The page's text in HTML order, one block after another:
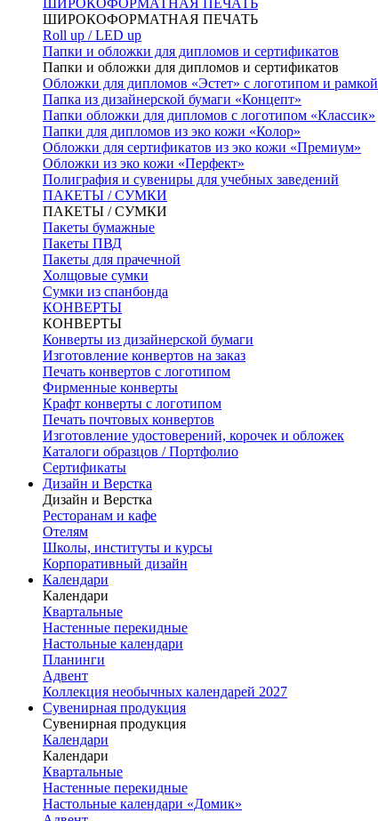
ШИРОКОФОРМАТНАЯ ПЕЧАТЬ
ШИРОКОФОРМАТНАЯ ПЕЧАТЬ
Roll up / LED up
Папки и обложки для дипломов и сертификатов
Папки и обложки для дипломов и сертификатов
Обложки для дипломов «Эстет» с логотипом и рамкой
Папка из дизайнерской бумаги «Концепт»
Папки обложки для дипломов с логотипом «Классик»
Папки для дипломов из эко кожи «Колор»
Обложки для сертификатов из эко кожи «Премиум»
Обложки из эко кожи «Перфект»
Полиграфия и сувениры для учебных заведений
ПАКЕТЫ / СУМКИ
ПАКЕТЫ / СУМКИ
Пакеты бумажные
Пакеты ПВД
Пакеты для прачечной
Холщовые сумки
Сумки из спанбонда
КОНВЕРТЫ
КОНВЕРТЫ
Конверты из дизайнерской бумаги
Изготовление конвертов на заказ
Печать конвертов с логотипом
Фирменные конверты
Крафт конверты с логотипом
Печать почтовых конвертов
Изготовление удостоверений, корочек и обложек
Каталоги образцов / Портфолио
Сертификаты
Дизайн и Верстка
Дизайн и Верстка
Ресторанам и кафе
Отелям
Школы, институты и курсы
Корпоративный дизайн
Календари
Календари
Квартальные
Настенные перекидные
Настольные календари
Планинги
Адвент
Коллекция необычных календарей 2027
Сувенирная продукция
Сувенирная продукция
Календари
Календари
Квартальные
Настенные перекидные
Настольные календари «Домик»